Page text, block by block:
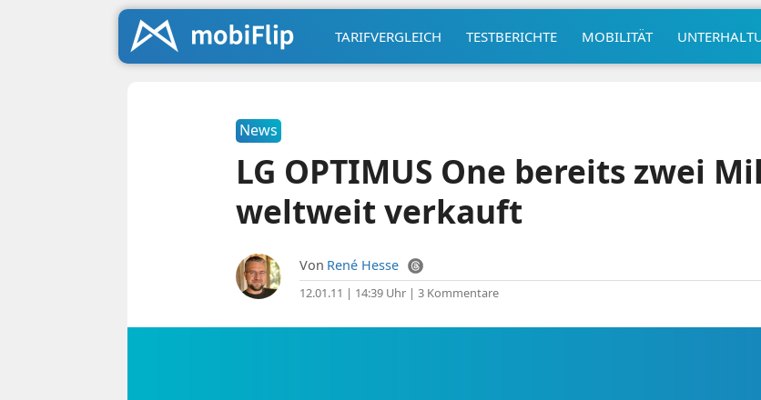
TARIFVERGLEICH TESTBERICHTE MOBILITÄT
News
LG OPTIMUS One bereits zwei
weltweit verkauft
Von René Hesse
12.01.11 | 14:39 Uhr| 3 Kommentare